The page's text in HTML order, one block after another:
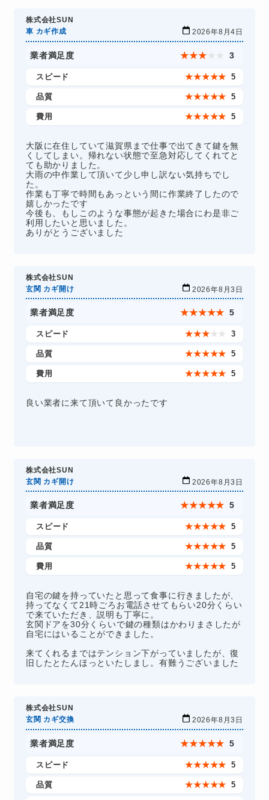
株式会社SUN
車 カギ作成
2026年8月4日
業者満足度 ★★★ ★ ★ 3
スピード ★★★★★ 5
品質 ★★★★★ 5
費用 ★★★★★ 5
大阪に在住していて滋賀県まで仕事で出てきて鍵を無
くしてしまい。帰れない状態で至急対応してくれてと
ても助かりました。
大雨の中作業して頂いて少し申し訳ない気持ちでし
た。
作業も丁寧で時間もあっという間に作業終了したので
嬉しかったです
今後も、もしこのような事態が起きた場合にわ是非ご
利用したいと思いました。
ありがとうございました
株式会社SUN
玄関 カギ開け
2026年8月3日
業者満足度 ★★★★★ 5
スピード ★★★ ★ ★ 3
品質 ★★★★★ 5
費用 ★★★★★ 5
良い業者に来て頂いて良かったです
株式会社SUN
玄関 カギ開け
2026年8月3日
業者満足度 ★★★★★ 5
スピード ★★★★★ 5
品質 ★★★★★ 5
費用 ★★★★★ 5
自宅の鍵を持っていたと思って食事に行きましたが、
持ってなくて21時ごろお電話させてもらい20分くらい
で来ていただき、説明も丁寧に。
玄関ドアを30分くらいで鍵の種類はかわりまさしたが
自宅にはいることができました。
来てくれるまではテンション下がっていましたが、復
旧したとたんほっといたしまし。有難うございました
株式会社SUN
玄関 カギ交換
2026年8月3日
業者満足度 ★★★★★ 5
スピード ★★★★★ 5
品質 ★★★★★ 5